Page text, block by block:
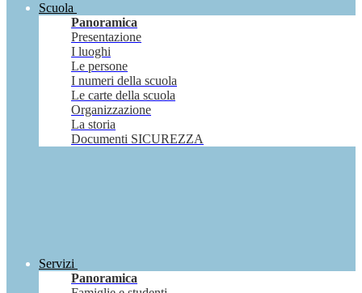
Scuola
Panoramica
Presentazione
I luoghi
Le persone
I numeri della scuola
Le carte della scuola
Organizzazione
La storia
Documenti SICUREZZA
Servizi
Panoramica